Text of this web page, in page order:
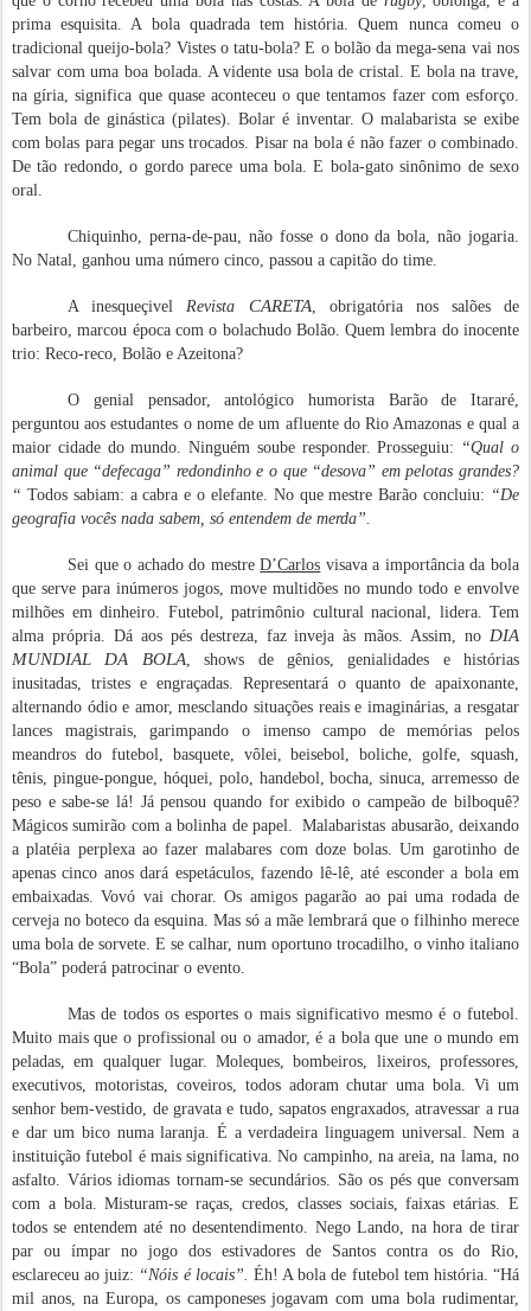
prima esquisita. A bola quadrada tem história. Quem nunca comeu o
tradicional queijo-bola? Vistes o tatu-bola? E o bolão da mega-sena vai nos
salvar com uma boa bolada. A vidente usa bola de cristal. E bola na trave,
na gíria, significa que quase aconteceu o que tentamos fazer com esforço.
Tem bola de ginástica (pilates). Bolar é inventar. O malabarista se exibe
com bolas para pegar uns trocados. Pisar na bola é não fazer o combinado.
De tão redondo, o gordo parece uma bola. E bola-gato sinônimo de sexo
oral.
Chiquinho, perna-de-pau, não fosse o dono da bola, não jogaria.
No Natal, ganhou uma número cinco, passou a capitão do time.
A inesqueçivel Revista CARETA, obrigatória nos salões de
barbeiro, marcou época com o bolachudo Bolão. Quem lembra do inocente
trio: Reco-reco, Bolão e Azeitona?
O genial pensador, antológico humorista Barão de Itararé,
perguntou aos estudantes o nome de um afluente do Rio Amazonas e qual a
maior cidade do mundo. Ninguém soube responder. Prosseguiu: “Qual o
animal que “defecaga” redondinho e o que “desova” em pelotas grandes?
“ Todos sabiam: a cabra e o elefante. No que mestre Barão concluiu: “De
geografia vocês nada sabem, só entendem de merda”.
Sei que o achado do mestreD’Carlos visava a importância da bola
que serve para inúmeros jogos, move multidões no mundo todo e envolve
milhões em dinheiro. Futebol, patrimônio cultural nacional, lidera. Tem
alma própria. Dá aos pés destreza, faz inveja às mãos. Assim, no DIA
MUNDIAL DA BOLA, shows de gênios, genialidades e histórias
inusitadas, tristes e engraçadas. Representará o quanto de apaixonante,
alternando ódio e amor, mesclando situações reais e imaginárias, a resgatar
lances magistrais, garimpando o imenso campo de memórias pelos
meandros do futebol, basquete, vôlei, beisebol, boliche, golfe, squash,
tênis, pingue-pongue, hóquei, polo, handebol, bocha, sinuca, arremesso de
peso e sabe-se lá! Já pensou quando for exibido o campeão de bilboquê?
Mágicos sumirão com a bolinha de papel. Malabaristas abusarão, deixando
a platéia perplexa ao fazer malabares com doze bolas. Um garotinho de
apenas cinco anos dará espetáculos, fazendo lê-lê, até esconder a bola em
embaixadas. Vovó vai chorar. Os amigos pagarão ao pai uma rodada de
cerveja no boteco da esquina. Mas só a mãe lembrará que o filhinho merece
uma bola de sorvete. E se calhar, num oportuno trocadilho, o vinho italiano
“Bola” poderá patrocinar o evento.
Mas de todos os esportes o mais significativo mesmo é o futebol.
Muito mais que o profissional ou o amador, é a bola que une o mundo em
peladas, em qualquer lugar. Moleques, bombeiros, lixeiros, professores,
executivos, motoristas, coveiros, todos adoram chutar uma bola. Vi um
senhor bem-vestido, de gravata e tudo, sapatos engraxados, atravessar a rua
e dar um bico numa laranja. É a verdadeira linguagem universal. Nem a
instituição futebol é mais significativa. No campinho, na areia, na lama, no
asfalto. Vários idiomas tornam-se secundários. São os pés que conversam
com a bola. Misturam-se raças, credos, classes sociais, faixas etárias. E
todos se entendem até no desentendimento. Nego Lando, na hora de tirar
par ou ímpar no jogo dos estivadores de Santos contra os do Rio,
esclareceu ao juiz: “Nóis é locais”. Éh! A bola de futebol tem história. “Há
mil anos, na Europa, os camponeses jogavam com uma bola rudimentar,